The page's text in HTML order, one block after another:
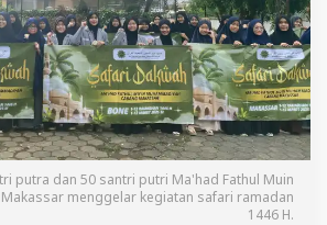
r
i
M
a
'
h
a
d
F
a
putra dan 50 santri putri Ma'had Fathul Muin
menggelar kegiatan safari ramadan
1446 H.